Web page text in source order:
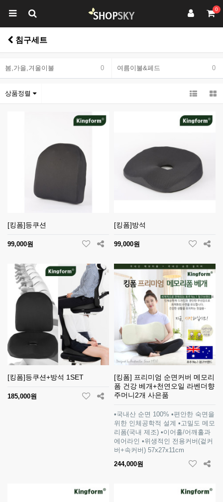
0
침구세트
봄,가을,겨울이불 0 여름이불&페드 0
상품정렬
[킹폼]등쿠션
99,000원
[킹폼]방석
99,000원
[킹폼]등쿠션+방석 1SET
185,000원
[킹폼] 프리미엄 순면커버 메모리
폼 건강 베개+천연오일 라벤더향
주머니2개 사은품
•국내산 순면 100% •편안한 숙면을
위한 인체공학적 설계 •고밀도 메모
리폼(국내 제조) •이어홀/어깨홀과
에어라인 •위생적인 전용커버(겉커
버+속커버) 57x27x11cm
244,000원